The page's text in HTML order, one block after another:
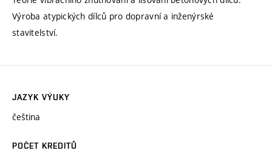
Výroba atypických dílců pro dopravní a inženýrské
stavitelství.
JAZYK VÝUKY
čeština
POČET KREDITŮ